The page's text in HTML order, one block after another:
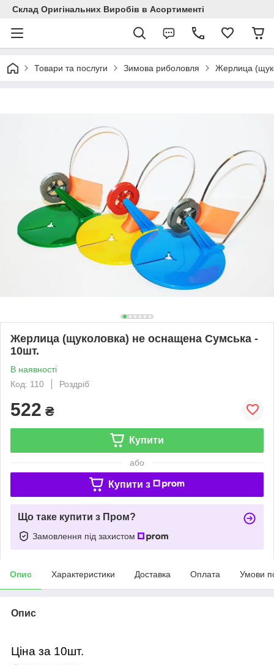
Склад Оригінальних Виробів в Асортименті
Товари та послуги Зимова риболовля Жерлица
Жерлица (щуколовка) не оснащена Сумська -
10шт.
В наявності
Код: 110
Роздріб
522 ₴
Купити
або
Купити з
Що таке купити з Пром?
Замовлення під захистом
Опис Характеристики Доставка Оплата Умови
Опис
Ціна за 10шт.